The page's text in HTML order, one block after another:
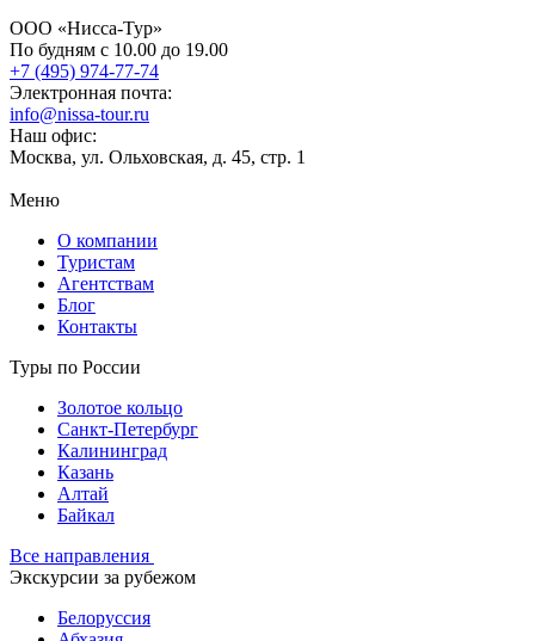
ООО «Нисса-Тур»
По будням с 10.00 до 19.00
+7 (495) 974-77-74
Электронная почта:
info@nissa-tour.ru
Наш офис:
Москва, ул. Ольховская, д. 45, стр. 1
Меню
О компании
Туристам
Агентствам
Блог
Контакты
Туры по России
Золотое кольцо
Санкт-Петербург
Калининград
Казань
Алтай
Байкал
Все направления
Экскурсии за рубежом
Белоруссия